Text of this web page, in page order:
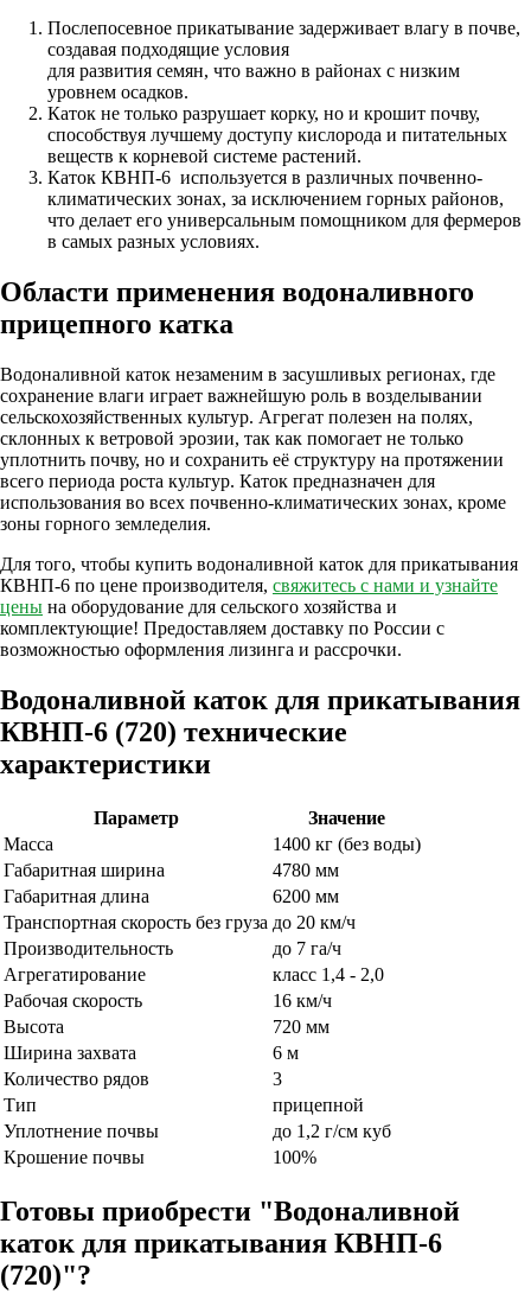
Послепосевное прикатывание задерживает влагу в почве,
создавая подходящие условия
для развития семян, что важно в районах с низким
уровнем осадков.
Каток не только разрушает корку, но и крошит почву,
способствуя лучшему доступу кислорода и питательных
веществ к корневой системе растений.
Каток КВНП-6 используется в различных почвенно-
климатических зонах, за исключением горных районов,
что делает его универсальным помощником для фермеров
в самых разных условиях.
Области применения водоналивного
прицепного катка
Водоналивной каток незаменим в засушливых регионах, где
сохранение влаги играет важнейшую роль в возделывании
сельскохозяйственных культур. Агрегат полезен на полях,
склонных к ветровой эрозии, так как помогает не только
уплотнить почву, но и сохранить её структуру на протяжении
всего периода роста культур. Каток предназначен для
использования во всех почвенно-климатических зонах, кроме
зоны горного земледелия.
Для того, чтобы купить водоналивной каток для прикатывания
КВНП-6 по цене производителя, свяжитесь с нами и узнайте
цены на оборудование для сельского хозяйства и
комплектующие! Предоставляем доставку по России с
возможностью оформления лизинга и рассрочки.
Водоналивной каток для прикатывания
КВНП-6 (720) технические
характеристики
Параметр
Значение
Масса
1400 кг (без воды)
Габаритная ширина
4780 мм
Габаритная длина
6200 мм
Транспортная скорость без груза до 20 км/ч
Производительность
до 7 га/ч
Агрегатирование
класс 1,4 - 2,0
Рабочая скорость
16 км/ч
Высота
720 мм
Ширина захвата
6 м
Количество рядов
3
Тип
прицепной
Уплотнение почвы
до 1,2 г/см куб
Крошение почвы
100%
Готовы приобрести "Водоналивной
каток для прикатывания КВНП-6
(720)"?